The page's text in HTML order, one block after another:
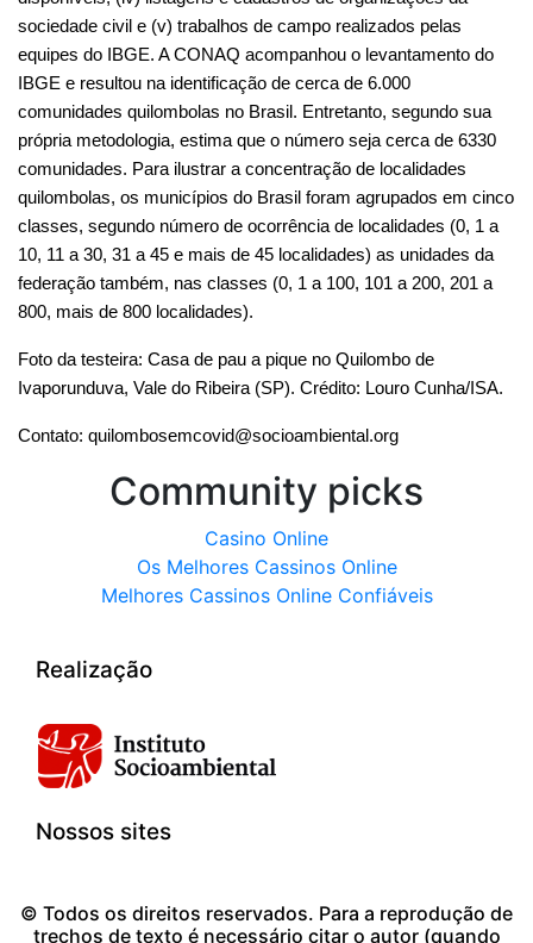
10, 11 a 30, 31 a 45 e mais de 45 localidades) as unidades da
federação também, nas classes (0, 1 a 100, 101 a 200, 201 a
800, mais de 800 localidades).
Foto da testeira: Casa de pau a pique no Quilombo de
Ivaporunduva, Vale do Ribeira (SP). Crédito: Louro Cunha/ISA.
Contato: quilombosemcovid@socioambiental.org